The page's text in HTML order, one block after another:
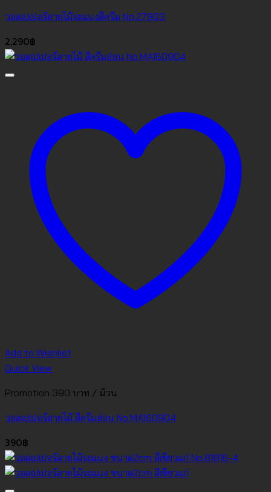
วอลเปเปอร์ลายไม้ระแนงสีครีม No.27903
2,290฿
Add to Wishlist
Quick View
Promotion 390 บาท / ม้วน
วอลเปเปอร์ลายไม้ สีครีมอ่อน No.MA160904
390฿